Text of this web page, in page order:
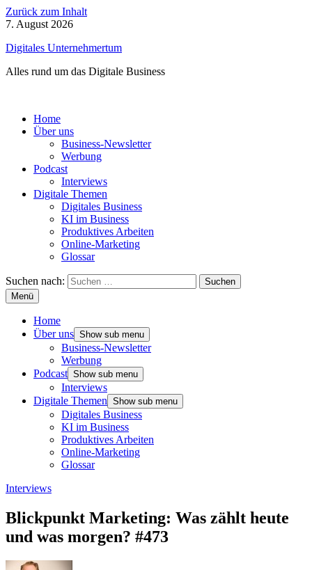
Zurück zum Inhalt
7. August 2026
Digitales Unternehmertum
Alles rund um das Digitale Business
Home
Über uns
Business-Newsletter
Werbung
Podcast
Interviews
Digitale Themen
Digitales Business
KI im Business
Produktives Arbeiten
Online-Marketing
Glossar
Suchen nach:
Menü
Home
Über uns Show sub menu
Business-Newsletter
Werbung
Podcast Show sub menu
Interviews
Digitale Themen Show sub menu
Digitales Business
KI im Business
Produktives Arbeiten
Online-Marketing
Glossar
Interviews
Blickpunkt Marketing: Was zählt heute
und was morgen? #473